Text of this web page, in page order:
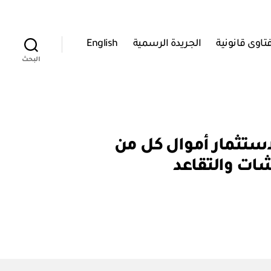
قانونية الجريدة الرسمية English
البحث
لاستثمار أموال كل من
والتقاعد